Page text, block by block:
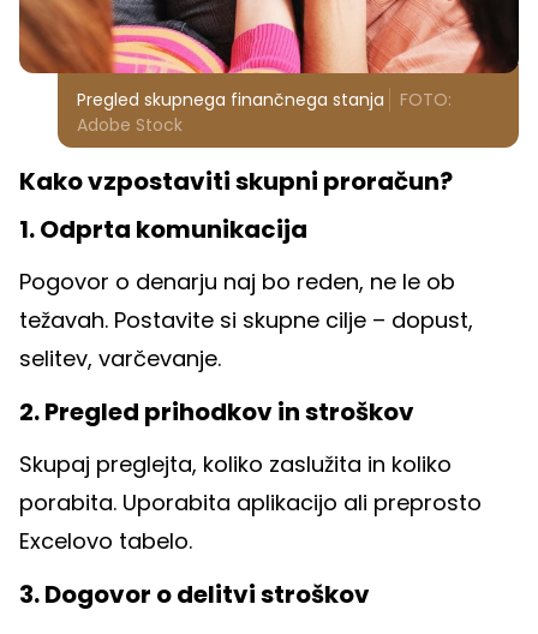
Pregled skupnega finančnega stanja
FOTO:
Adobe Stock
Kako vzpostaviti skupni proračun?
1. Odprta komunikacija
Pogovor o denarju naj bo reden, ne le ob
težavah. Postavite si skupne cilje – dopust,
selitev, varčevanje.
2. Pregled prihodkov in stroškov
Skupaj preglejta, koliko zaslužita in koliko
porabita. Uporabita aplikacijo ali preprosto
Excelovo tabelo.
3. Dogovor o delitvi stroškov